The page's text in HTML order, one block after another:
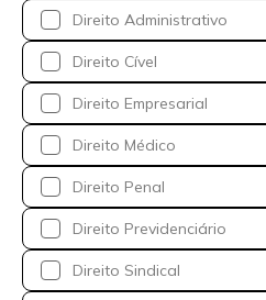
Direito Administrativo
Direito Cível
Direito Empresarial
Direito Médico
Direito Penal
Direito Previdenciário
Direito Sindical